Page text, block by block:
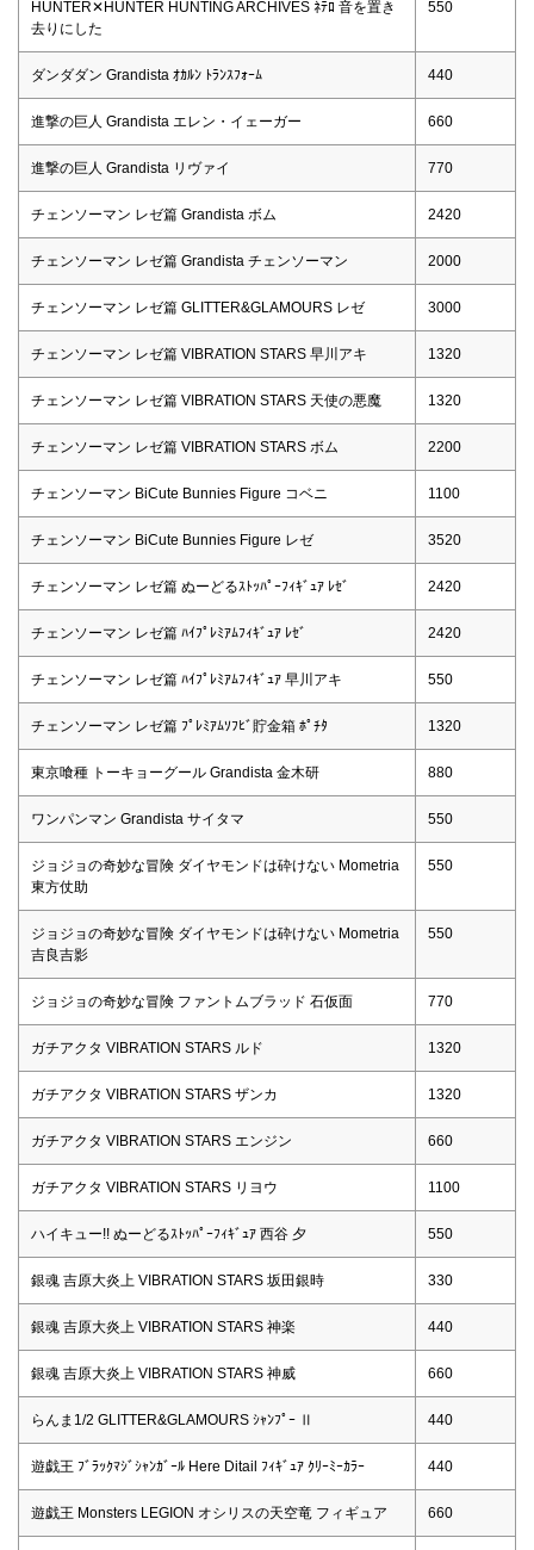
HUNTER✕HUNTER HUNTING ARCHIVES ﾈﾃﾛ 音を置き
去りにした
550
ダンダダン Grandista ｵｶﾙﾝ ﾄﾗﾝｽﾌｫｰﾑ 440
進撃の巨人 Grandista エレン・イェーガー 660
進撃の巨人 Grandista リヴァイ 770
チェンソーマン レゼ篇 Grandista ボム 2420
チェンソーマン レゼ篇 Grandista チェンソーマン 2000
チェンソーマン レゼ篇 GLITTER&GLAMOURS レゼ 3000
チェンソーマン レゼ篇 VIBRATION STARS 早川アキ 1320
チェンソーマン レゼ篇 VIBRATION STARS 天使の悪魔 1320
チェンソーマン レゼ篇 VIBRATION STARS ボム 2200
チェンソーマン BiCute Bunnies Figure コベニ 1100
チェンソーマン BiCute Bunnies Figure レゼ 3520
チェンソーマン レゼ篇 ぬーどるｽﾄｯﾊﾟｰﾌｨｷﾞｭｱ ﾚｾﾞ 2420
チェンソーマン レゼ篇 ﾊｲﾌﾟﾚﾐｱﾑﾌｨｷﾞｭｱ ﾚｾﾞ 2420
チェンソーマン レゼ篇 ﾊｲﾌﾟﾚﾐｱﾑﾌｨｷﾞｭｱ 早川アキ 550
チェンソーマン レゼ篇 ﾌﾟﾚﾐｱﾑｿﾌﾋﾞ貯金箱 ﾎﾟﾁﾀ 1320
東京喰種 トーキョーグール Grandista 金木研 880
ワンパンマン Grandista サイタマ 550
ジョジョの奇妙な冒険 ダイヤモンドは砕けない Mometria
東方仗助
550
ジョジョの奇妙な冒険 ダイヤモンドは砕けない Mometria
吉良吉影
550
ジョジョの奇妙な冒険 ファントムブラッド 石仮面 770
ガチアクタ VIBRATION STARS ルド 1320
ガチアクタ VIBRATION STARS ザンカ 1320
ガチアクタ VIBRATION STARS エンジン 660
ガチアクタ VIBRATION STARS リヨウ 1100
ハイキュー!! ぬーどるｽﾄｯﾊﾟｰﾌｨｷﾞｭｱ 西谷 夕 550
銀魂 吉原大炎上 VIBRATION STARS 坂田銀時 330
銀魂 吉原大炎上 VIBRATION STARS 神楽 440
銀魂 吉原大炎上 VIBRATION STARS 神威 660
らんま1/2 GLITTER&GLAMOURS ｼｬﾝﾌﾟｰ Ⅱ 440
遊戯王 ﾌﾞﾗｯｸﾏｼﾞｼｬﾝｶﾞｰﾙ Here Ditail ﾌｨｷﾞｭｱ ｸﾘｰﾐｰｶﾗｰ 440
遊戯王 Monsters LEGION オシリスの天空竜 フィギュア 660